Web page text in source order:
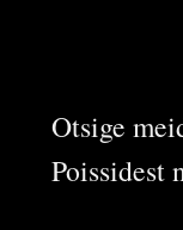
Otsige
Poissidest